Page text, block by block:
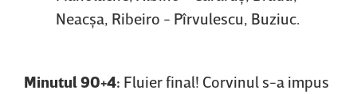
Neacşa, Ribeiro - Pîrvulescu, Buziuc.
Minutul 90+4: Fluier final! Corvinul s-a impus